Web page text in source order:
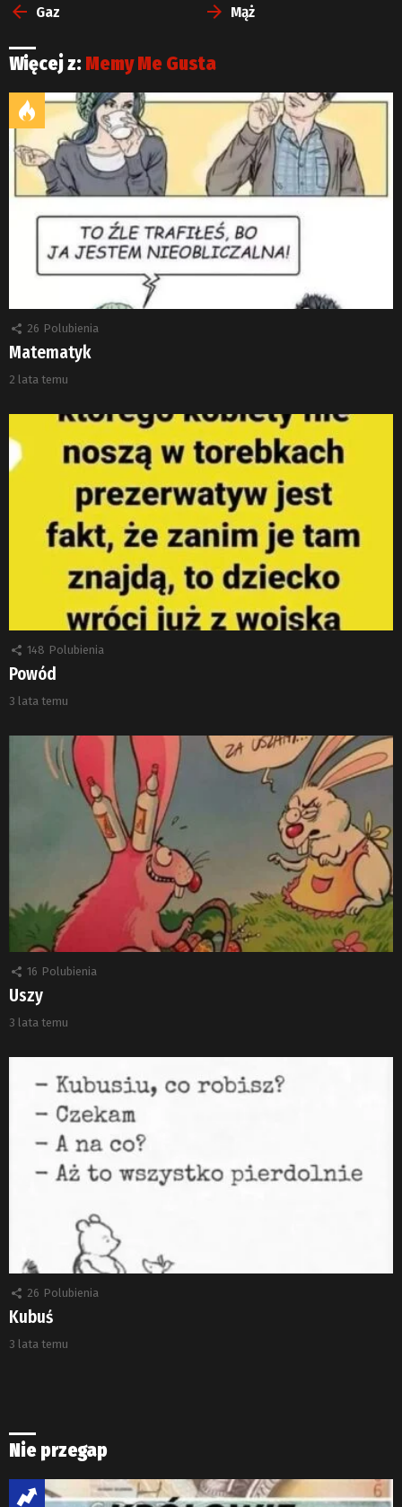
więcejGaz Mąż
Więcej z: Memy Me Gusta
26 Polubienia
Matematyk
2 lata temu
148 Polubienia
Powód
3 lata temu
16 Polubienia
Uszy
3 lata temu
26 Polubienia
Kubuś
3 lata temu
Nie przegap